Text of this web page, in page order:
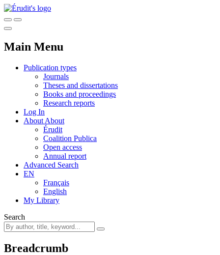
Main Menu
Publication types
Journals
Theses and dissertations
Books and proceedings
Research reports
Log In
About About
Érudit
Coalition Publica
Open access
Annual report
Advanced Search
EN
Français
English
My Library
Search
Breadcrumb